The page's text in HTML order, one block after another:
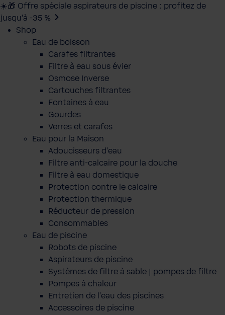
☀️🎁 Offre spéciale aspirateurs de piscine : profitez de
jusqu’à -35 %
Shop
Eau de boisson
Carafes filtrantes
Filtre à eau sous évier
Osmose Inverse
Cartouches filtrantes
Fontaines à eau
Gourdes
Verres et carafes
Eau pour la Maison
Adoucisseurs d'eau
Filtre anti-calcaire pour la douche
Filtre à eau domestique
Protection contre le calcaire
Protection thermique
Réducteur de pression
Consommables
Eau de piscine
Robots de piscine
Aspirateurs de piscine
Systèmes de filtre à sable | pompes de filtre
Pompes à chaleur
Entretien de l'eau des piscines
Accessoires de piscine